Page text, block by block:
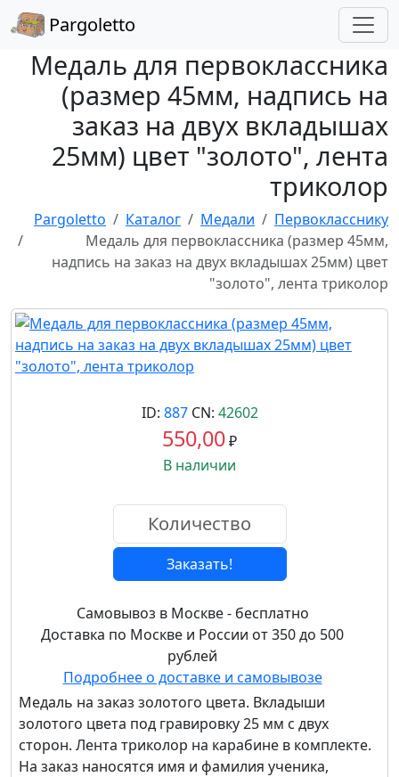
Pargoletto
Медаль для первоклассника
(размер 45мм, надпись на
заказ на двух вкладышах
25мм) цвет "золото", лента
триколор
Pargoletto Каталог Медали
Первокласснику
Медаль для первоклассника (размер 45мм,
надпись на заказ на двух вкладышах 25мм) цвет
"золото", лента триколор
ID: 887CN: 42602
550,00₽
В наличии
Заказать!
Самовывоз в Москве - бесплатно
Доставка по Москве и России от 350 до 500
рублей
Подробнее о доставке и самовывозе
Медаль на заказ золотого цвета. Вкладыши
золотого цвета под гравировку 25 мм с двух
сторон. Лента триколор на карабине в комплекте.
На заказ наносятся имя и фамилия ученика,